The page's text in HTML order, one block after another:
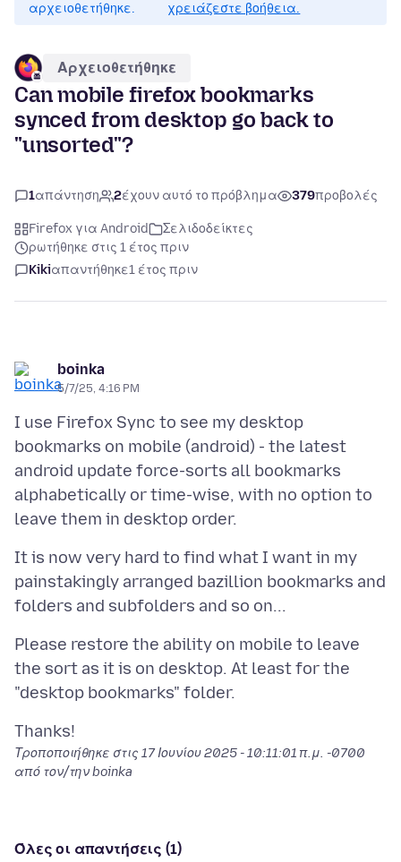
αρχειοθετήθηκε.
χρειάζεστε βοήθεια.
Αρχειοθετήθηκε
Can mobile firefox bookmarks
synced from desktop go back to
"unsorted"?
1απάντηση 2έχουν αυτό το πρόβλημα 379προβολές
Firefox για Android
Σελιδοδείκτες
ρωτήθηκε στις 1 έτος πριν
Kikiαπαντήθηκε1 έτος πριν
boinka
5/7/25, 4:16 PM
I use Firefox Sync to see my desktop
bookmarks on mobile (android) - the latest
android update force-sorts all bookmarks
alphabetically or time-wise, with no option to
It is now very hard to find what I want in my
painstakingly arranged bazillion bookmarks and
Please restore the ability on mobile to leave
the sort as it is on desktop. At least for the
Τροποποιήθηκε στις 17 Ιουνίου 2025 - 10:11:01 π.μ. -0700
από τον/την boinka
Όλες οι απαντήσεις (1)